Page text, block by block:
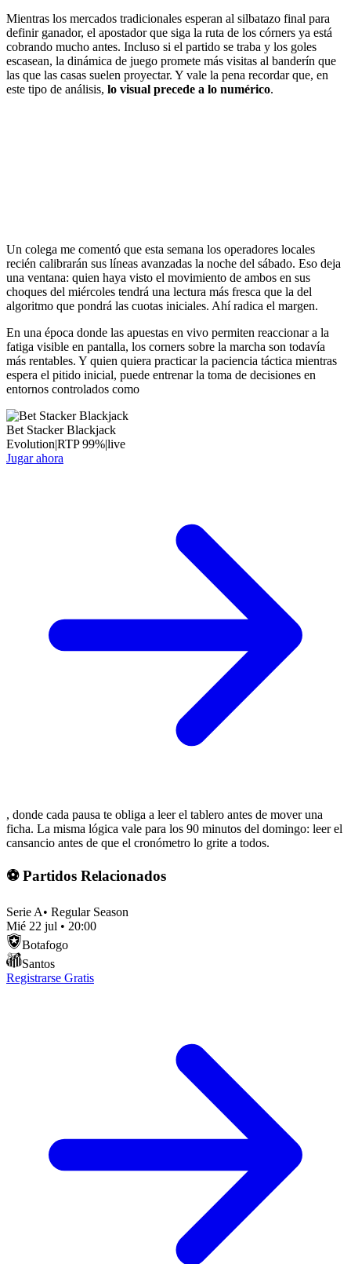
Mientras los mercados tradicionales esperan al silbatazo final para
definir ganador, el apostador que siga la ruta de los córners ya está
cobrando mucho antes. Incluso si el partido se traba y los goles
escasean, la dinámica de juego promete más visitas al banderín que
las que las casas suelen proyectar. Y vale la pena recordar que, en
este tipo de análisis, lo visual precede a lo numérico.
Un colega me comentó que esta semana los operadores locales
recién calibrarán sus líneas avanzadas la noche del sábado. Eso deja
una ventana: quien haya visto el movimiento de ambos en sus
choques del miércoles tendrá una lectura más fresca que la del
algoritmo que pondrá las cuotas iniciales. Ahí radica el margen.
En una época donde las apuestas en vivo permiten reaccionar a la
fatiga visible en pantalla, los corners sobre la marcha son todavía
más rentables. Y quien quiera practicar la paciencia táctica mientras
espera el pitido inicial, puede entrenar la toma de decisiones en
entornos controlados como
Bet Stacker Blackjack
Evolution|RTP99%|live
Jugar ahora
, donde cada pausa te obliga a leer el tablero antes de mover una
ficha. La misma lógica vale para los 90 minutos del domingo: leer el
cansancio antes de que el cronómetro lo grite a todos.
⚽ Partidos Relacionados
Serie A• Regular Season
Mié 22 jul • 20:00
Botafogo
Santos
Registrarse Gratis